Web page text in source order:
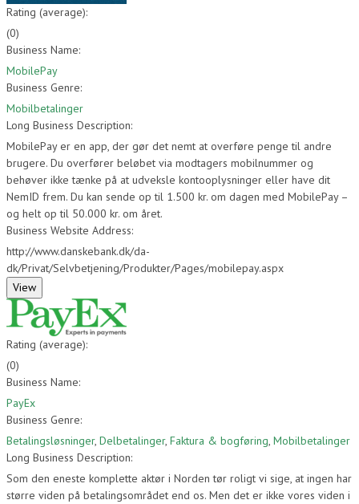
Rating (average):
(0)
Business Name:
MobilePay
Business Genre:
Mobilbetalinger
Long Business Description:
MobilePay er en app, der gør det nemt at overføre penge til andre
brugere. Du overfører beløbet via modtagers mobilnummer og
behøver ikke tænke på at udveksle kontooplysninger eller have dit
NemID frem. Du kan sende op til 1.500 kr. om dagen med MobilePay –
og helt op til 50.000 kr. om året.
Business Website Address:
http://www.danskebank.dk/da-
dk/Privat/Selvbetjening/Produkter/Pages/mobilepay.aspx
Rating (average):
(0)
Business Name:
PayEx
Business Genre:
Betalingsløsninger, Delbetalinger, Faktura & bogføring, Mobilbetalinger
Long Business Description:
Som den eneste komplette aktør i Norden tør roligt vi sige, at ingen har
større viden på betalingsområdet end os. Men det er ikke vores viden i